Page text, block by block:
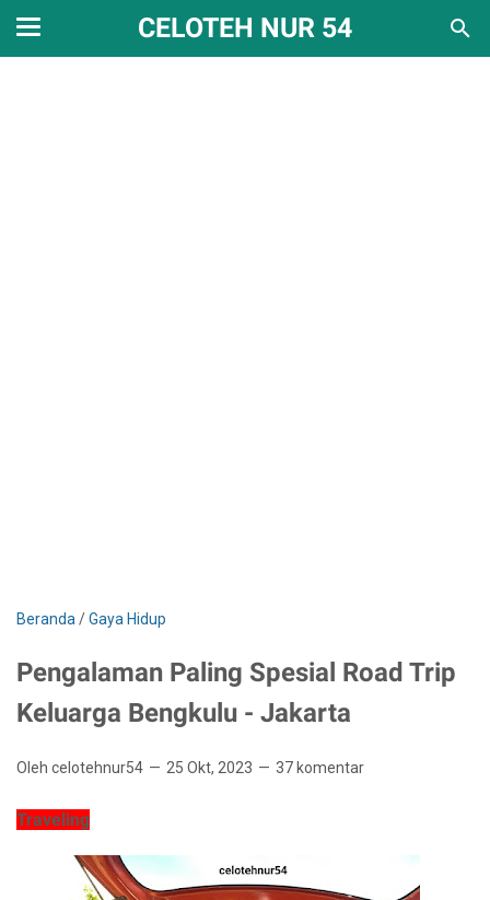
CELOTEH NUR 54
Beranda /Gaya Hidup
Pengalaman Paling Spesial Road Trip
Keluarga Bengkulu - Jakarta
Oleh celotehnur54 25 Okt, 2023 37 komentar
Traveling